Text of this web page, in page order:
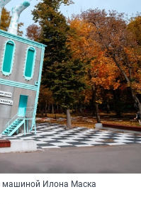
машиной Илона Маска